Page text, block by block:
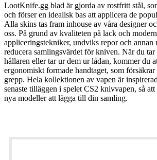
LootKnife.gg blad är gjorda av rostfritt stål,
och förser en idealisk bas att applicera de
Alla skins tas fram inhouse av våra designer
oss. På grund av kvaliteten på lack och
appliceringstekniker, undviks repor och annan
reducera samlingsvärdet för kniven. När du tar
hållaren eller tar ur dem ur lådan, kommer du
ergonomiskt formade handtaget, som
grepp. Hela kollektionen av vapen är
senaste tilläggen i spelet CS2 knivvapen, så
nya modeller att lägga till din samling.